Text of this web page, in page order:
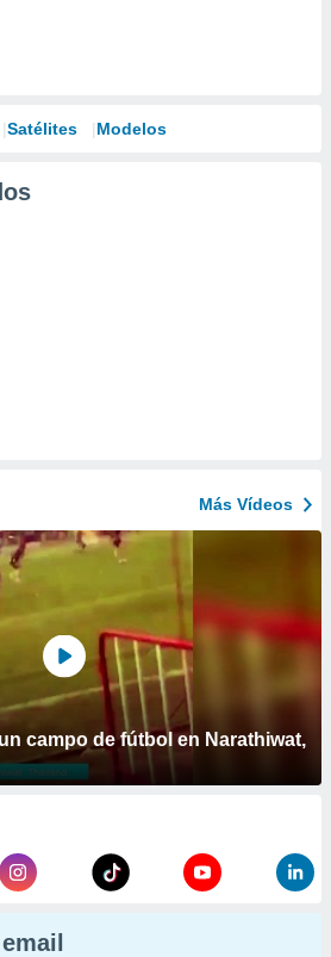
Satélites Modelos
Más Vídeos
campo de fútbol en Narathiwat,